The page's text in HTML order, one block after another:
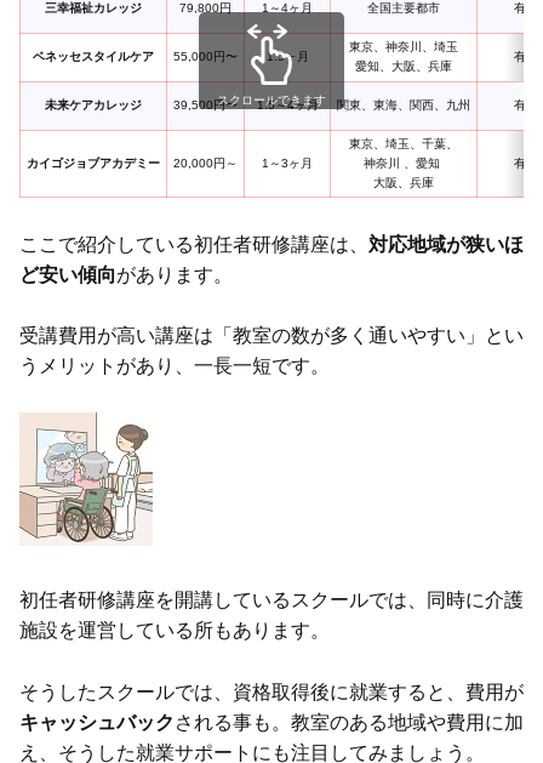
三幸福祉カレッジ 79,800円 1～4ヶ月 全国主要都市 有
ベネッセスタイルケア 55,000円〜 1.5ヶ月
東京、神奈川、埼玉
愛知、大阪、兵庫
有
未来ケアカレッジ 39,500円〜 1.5～4ヶ月 関東、東海、関西、九州 有
カイゴジョブアカデミー 20,000円～ 1～3ヶ月
東京、埼玉、千葉、
神奈川 、愛知
大阪、兵庫
有
スクロールできます
ここで紹介している初任者研修講座は、 対応地域が狭いほ
ど安い傾向があります。
受講費用が高い講座は「教室の数が多く通いやすい」とい
うメリットがあり、一長一短です。
初任者研修講座を開講しているスクールでは、同時に介護
施設を運営している所もあります。
そうしたスクールでは、資格取得後に就業すると、費用が
キャッシュバック される事も。教室のある地域や費用に加
え、そうした就業サポートにも注目してみましょう。